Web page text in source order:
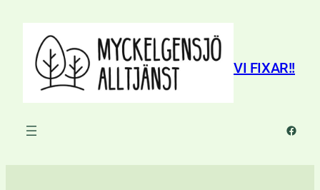
innehåll
VI FIXAR!!